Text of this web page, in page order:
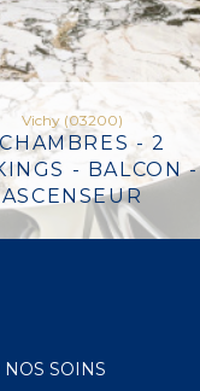
Vichy (03200)
- 2
- BALCON -
ASCENSEUR
SOINS